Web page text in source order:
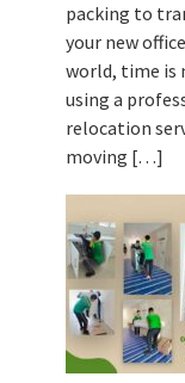
packing to
your new
world, time is
using a
relocation
moving […]